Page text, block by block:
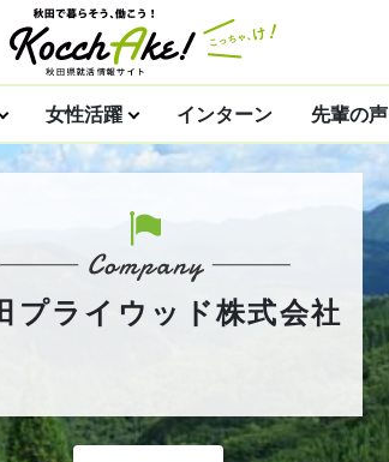
女性活躍 インターン 先輩の声
プライウッド株式会社